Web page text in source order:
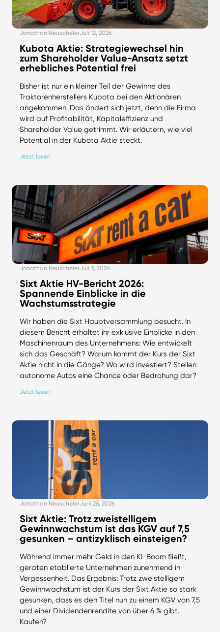
Jonathan NeuschelerJuli 12, 2026
Kubota Aktie: Strategiewechsel hin
zum Shareholder Value-Ansatz setzt
erhebliches Potential frei
Bisher ist nur ein kleiner Teil der Gewinne des
Traktorenherstellers Kubota bei den Aktionären
angekommen. Das ändert sich jetzt, denn die Firma
wird auf Profitabilität, Kapitaleffizienz und
Shareholder Value getrimmt. Wir erläutern, wie viel
Potential in der Kubota Aktie steckt.
Jetzt lesen
Jonathan NeuschelerJuli 3, 2026
Sixt Aktie HV-Bericht 2026:
Spannende Einblicke in die
Wachstumsstrategie
Wir haben die Sixt Hauptversammlung besucht. In
diesem Bericht erhaltet ihr exklusive Einblicke in den
Maschinenraum des Unternehmens: Wie entwickelt
sich das Geschäft? Warum kommt der Kurs der Sixt
Aktie nicht in die Gänge? Wo wird investiert? Stellen
autonome Autos eine Chance oder Bedrohung dar?
Jetzt lesen
Jonathan NeuschelerJuni 26, 2026
Sixt Aktie: Trotz zweistelligem
Gewinnwachstum ist das KGV auf 7,5
gesunken – antizyklisch einsteigen?
Während immer mehr Geld in den KI-Boom fließt,
geraten etablierte Unternehmen zunehmend in
Vergessenheit. Das Ergebnis: Trotz zweistelligem
Gewinnwachstum ist der Kurs der Sixt Aktie so stark
gesunken, dass es den Titel nun zu einem KGV von 7,5
und einer Dividendenrendite von über 6 % gibt.
Kaufen?